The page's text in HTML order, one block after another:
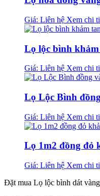
Giá: Liên hệ Xem chi
Lọ lộc bình
Giá: Liên hệ Xem chi
Lọ Lộc Bình
Giá: Liên hệ Xem chi
Lọ 1m2 đồng đỏ
Giá: Liên hệ Xem chi
Đặt mua Lọ lộc bình dát